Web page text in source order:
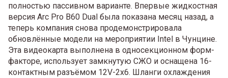
полностью пассивном варианте. Впервые жидкостная
версия Arc Pro B60 Dual была показана месяц назад, а
теперь компания снова продемонстрировала
обновлённые модели на мероприятии Intel в Чунцине.
Эта видеокарта выполнена в односекционном форм-
факторе, использует замкнутую СЖО и оснащена 16-
контактным разъёмом 12V-2x6. Шланги охлаждения